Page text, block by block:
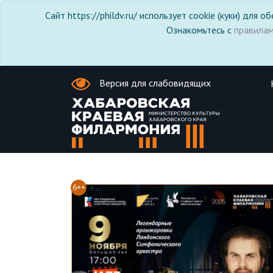
Сайт https://phildv.ru/ использует cookie (куки) для
Ознакомьтесь с
Версия для слабовидящих
6++